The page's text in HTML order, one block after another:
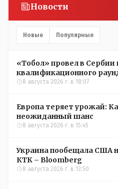
Новости
Новые Популярные
«Тобол» провел в
квалификационного
УЕФА
8 августа 2026 г. в 18:07
Европа теряет урожай:
неожиданный шанс
8 августа 2026 г. в 15:45
Украина пообещала США
КТК – Bloomberg
8 августа 2026 г. в 13:50